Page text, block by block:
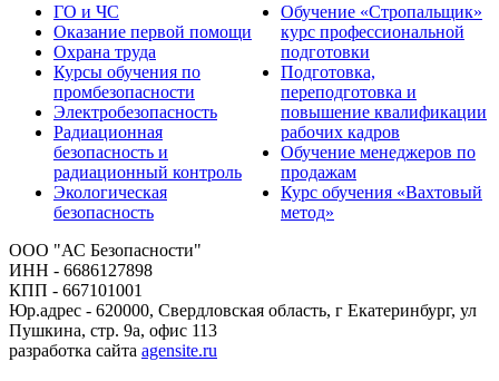
ГО и ЧС
Оказание первой помощи
Охрана труда
Курсы обучения по
промбезопасности
Электробезопасность
Радиационная
безопасность и
радиационный контроль
Экологическая
безопасность
Обучение «Стропальщик»
курс профессиональной
подготовки
Подготовка,
переподготовка и
повышение квалификации
рабочих кадров
Обучение менеджеров по
продажам
Курс обучения «Вахтовый
метод»
ООО "АС Безопасности"
ИНН - 6686127898
КПП - 667101001
Юр.адрес - 620000, Свердловская область, г Екатеринбург, ул
Пушкина, стр. 9а, офис 113
разработка сайта agensite.ru